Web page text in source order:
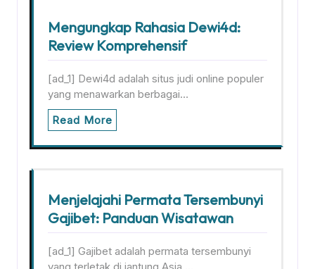
Mengungkap Rahasia Dewi4d:
Review Komprehensif
[ad_1] Dewi4d adalah situs judi online populer
yang menawarkan berbagai…
Read More
Menjelajahi Permata Tersembunyi
Gajibet: Panduan Wisatawan
[ad_1] Gajibet adalah permata tersembunyi